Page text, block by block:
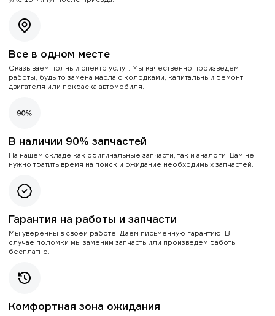
Все в одном месте
Оказываем полный спектр услуг. Мы качественно произведем
работы, будь то замена масла с колодками, капитальный ремонт
двигателя или покраска автомобиля.
В наличии 90% запчастей
На нашем складе как оригинальные запчасти, так и аналоги. Вам не
нужно тратить время на поиск и ожидание необходимых запчастей.
Гарантия на работы и запчасти
Мы уверенны в своей работе. Даем письменную гарантию. В
случае поломки мы заменим запчасть или произведем работы
бесплатно.
Комфортная зона ожидания